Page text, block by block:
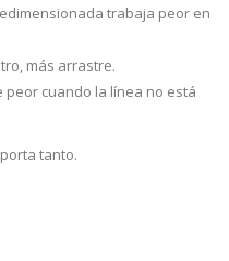
trabaja peor en
más arrastre.
cuando la línea no está
tanto.